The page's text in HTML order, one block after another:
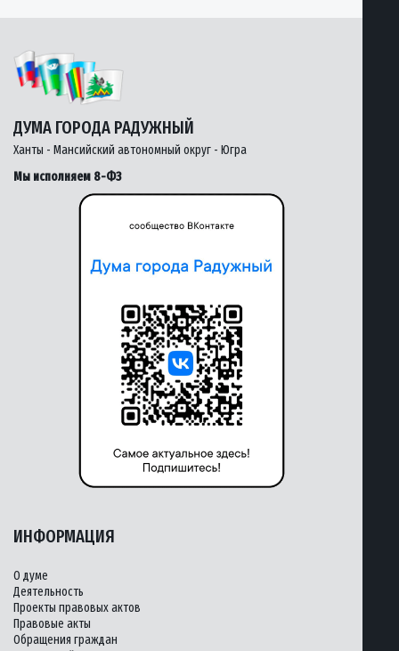
ДУМА ГОРОДА РАДУЖНЫЙ
Ханты - Мансийский автономный округ - Югра
Мы исполняем 8-ФЗ
ИНФОРМАЦИЯ
О думе
Деятельность
Проекты правовых актов
Правовые акты
Обращения граждан